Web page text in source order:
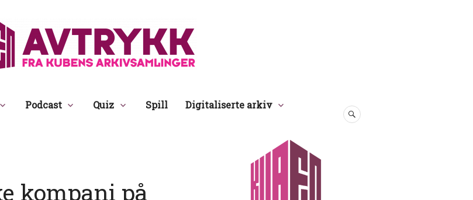
Avtrykk
Podcast Quiz Spill
Digitaliserte arkiv
SØK
kompani på